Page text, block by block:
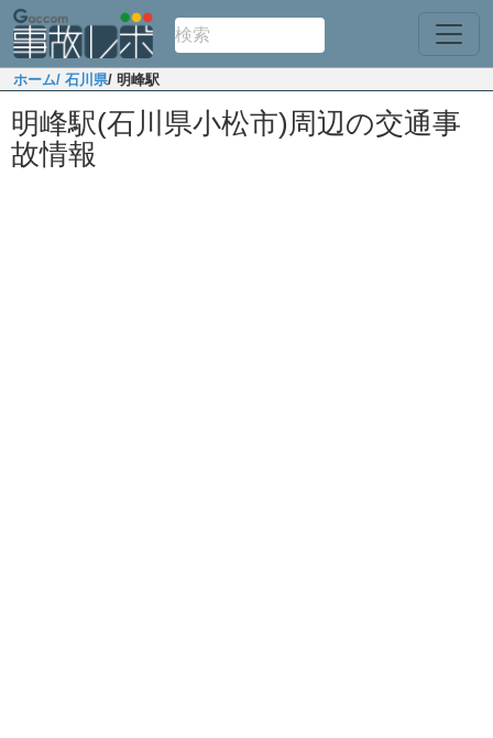
ホーム/ 石川県/ 明峰駅
明峰駅(石川県小松市)周辺の交通事
故情報